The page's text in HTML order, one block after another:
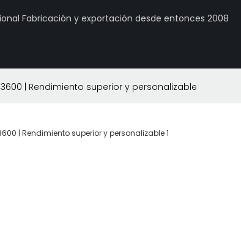
Fabricación y exportación desde entonces 2008
| Rendimiento superior y personalizable